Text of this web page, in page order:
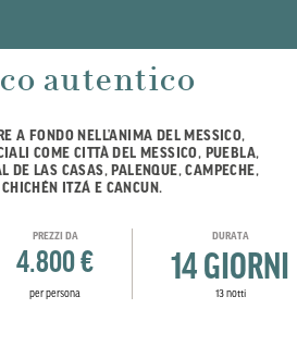
autentico
A FONDO NELL’ANIMA DEL MESSICO,
COME CITTÀ DEL MESSICO, PUEBLA,
DE LAS CASAS, PALENQUE, CAMPECHE,
ITZÁ E CANCUN.
PREZZI DA
4.800 €
per persona
DURATA
14 GIORNI
13 notti